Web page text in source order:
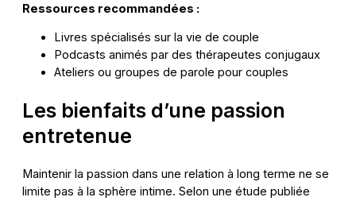
Ressources recommandées :
Livres spécialisés sur la vie de couple
Podcasts animés par des thérapeutes conjugaux
Ateliers ou groupes de parole pour couples
Les bienfaits d’une passion
entretenue
Maintenir la passion dans une relation à long terme ne se
limite pas à la sphère intime. Selon une étude publiée